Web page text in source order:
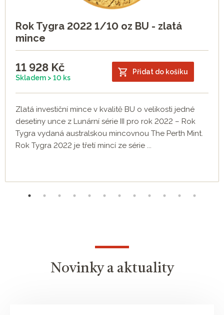
Rok Tygra 2022 1/10 oz BU - zlatá
mince
11 928 Kč
Skladem > 10 ks
Přidat do košíku
Zlatá investiční mince v kvalitě BU o velikosti jedné
desetiny unce z Lunární série III pro rok 2022 – Rok
Tygra vydaná australskou mincovnou The Perth Mint.
Rok Tygra 2022 je třetí mincí ze série ...
Novinky a aktuality